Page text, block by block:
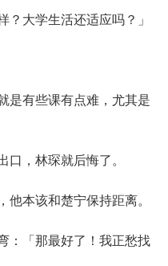
大学生活还适应吗？」
有些课有点难，尤其是
，林琛就后悔了。
本该和楚宁保持距离。
「那最好了！我正愁找